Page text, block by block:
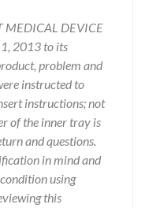
MEDICAL DEVICE
2013 to its
problem and
instructed to
instructions; not
of the inner tray is
and questions.
in mind and
using
this